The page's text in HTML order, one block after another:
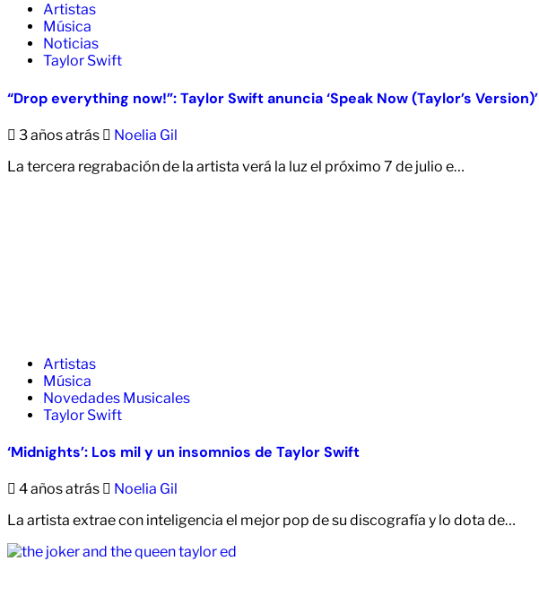
Artistas
Música
Noticias
Taylor Swift
“Drop everything now!”: Taylor Swift anuncia ‘Speak Now (Taylor’s Version)’
3 años atrás
Noelia Gil
La tercera regrabación de la artista verá la luz el próximo 7 de julio e…
Artistas
Música
Novedades Musicales
Taylor Swift
‘Midnights’: Los mil y un insomnios de Taylor Swift
4 años atrás
Noelia Gil
La artista extrae con inteligencia el mejor pop de su discografía y lo dota de…